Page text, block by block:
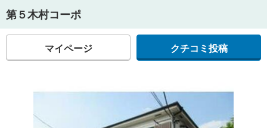
第５木村コーポ
マイページ クチコミ投稿